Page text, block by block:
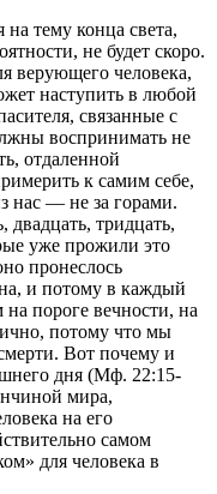
тему конца света,
не будет скоро.
верующего человека,
наступить в любой
связанные с
воспринимать не
отдаленной
к самим себе,
нас — не за горами.
двадцать, тридцать,
уже прожили это
пронеслось
и потому в каждый
пороге вечности, на
потому что мы
Вот почему и
дня (Мф. 22:15-
мира,
на его
самом
для человека в